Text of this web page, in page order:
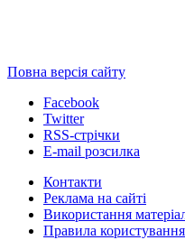
Повна версія сайту
Facebook
Twitter
RSS-стрічки
E-mail розсилка
Контакти
Реклама на сайті
Використання
Правила